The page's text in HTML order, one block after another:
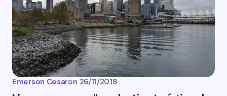
Emerson Cesaron 26/11/2018